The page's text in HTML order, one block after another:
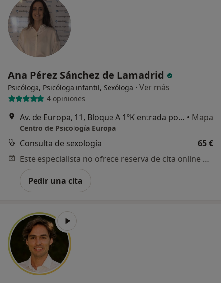
Ana Pérez Sánchez de Lamadrid
Psicóloga, Psicóloga infantil, Sexóloga · Ver más
4 opiniones
Av. de Europa, 11, Bloque A 1ºK entrada por Calle Noruega, Pozuelo de Alarcón • Mapa
Centro de Psicología Europa
Consulta de sexología
65 €
Este especialista no ofrece reserva de cita online en esta dirección.
Pedir una cita